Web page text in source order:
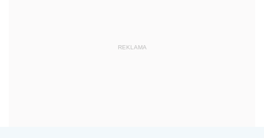
1959REKLAMA